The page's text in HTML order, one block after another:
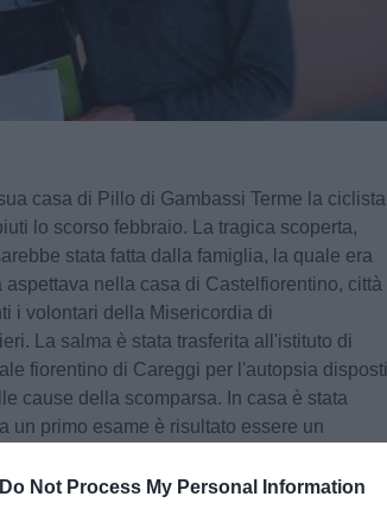
Do Not Process My Personal Information
casa di Pillo di Gambassi Terme la ciclista
lo scorso febbraio. La tragica scoperta,
stata fatta dalla famiglia, la quale era
nella casa di Castelfiorentino, città
i volontari della Misericordia di
La salma è stata trasferita all'istituto di
fiorentino di Careggi per l'autopsia disposti
cause della scomparsa. In casa è stata
un primo esame è risultato essere un
delle analisi potranno dire questa sostanza
della 33enne.